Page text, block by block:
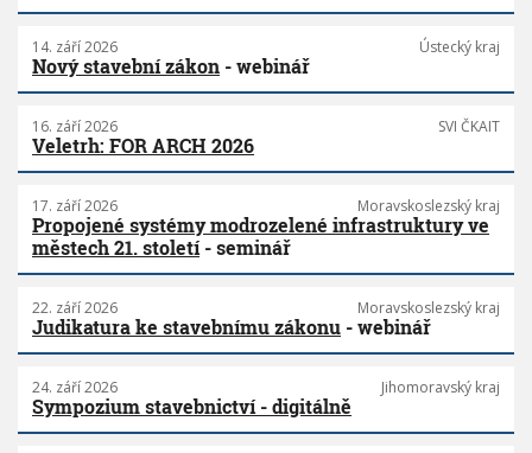
14. září 2026 Ústecký kraj
Nový stavební zákon - webinář
16. září 2026 SVI ČKAIT
Veletrh: FOR ARCH 2026
17. září 2026 Moravskoslezský kraj
Propojené systémy modrozelené infrastruktury ve
městech 21. století - seminář
22. září 2026 Moravskoslezský kraj
Judikatura ke stavebnímu zákonu - webinář
24. září 2026 Jihomoravský kraj
Sympozium stavebnictví - digitálně